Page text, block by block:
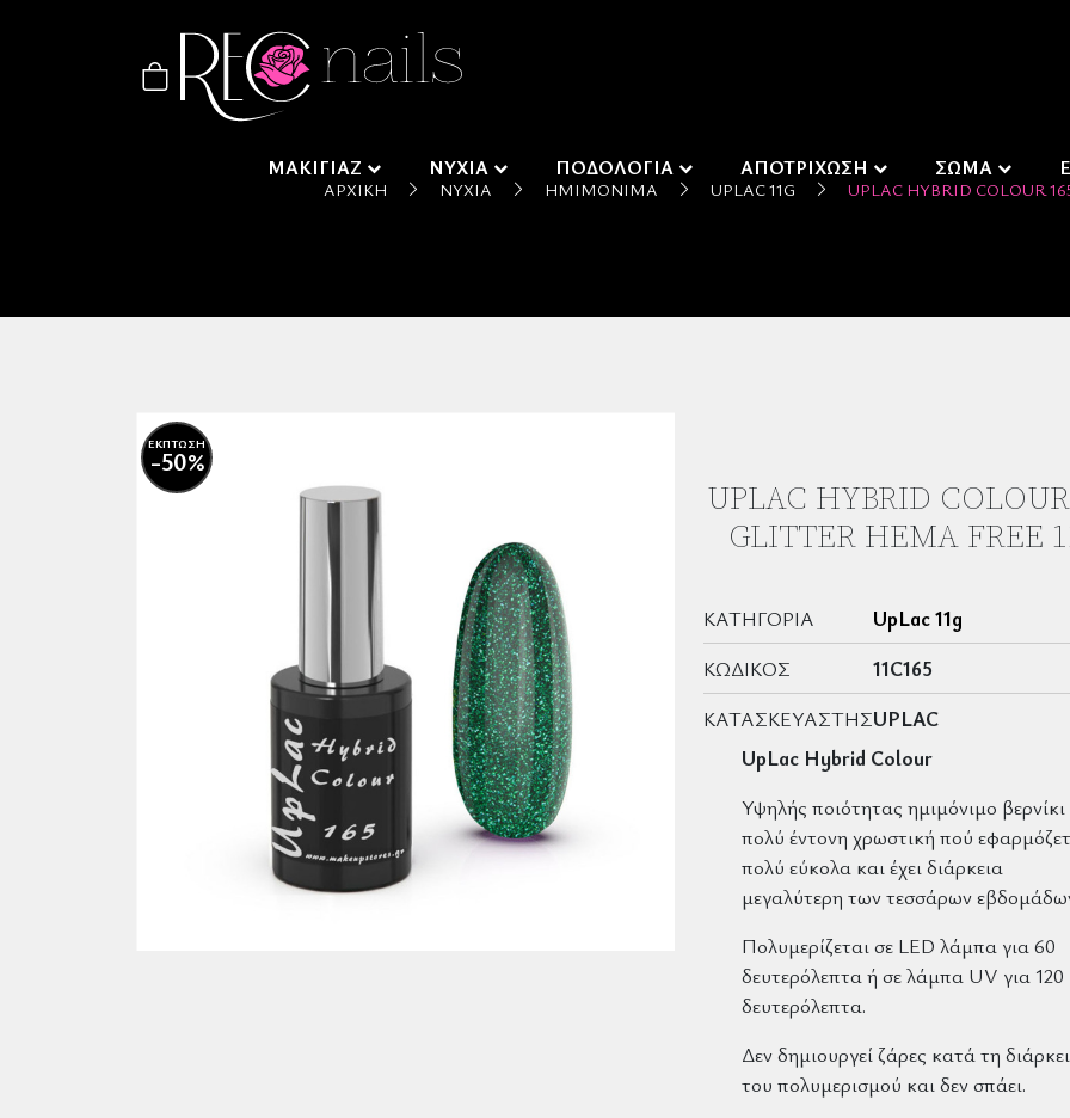
ΜΑΚΙΓΙΑΖ ΝΥΧΙΑ ΠΟΔΟΛΟΓΙΑ ΑΠΟΤΡΙΧΩΣΗ ΣΩΜΑ
ΑΡΧΙΚΉ ΝΎΧΙΑ ΗΜΙΜΌΝΙΜΑ UPLAC 11G UPLAC HYBRID COLOUR
ΕΚΠΤΩΣΗ
-50%
UPLAC HYBRID
GLITTER HEMA FREE
ΚΑΤΗΓΟΡΊΑ
UpLac 11g
ΚΩΔΙΚΌΣ
11C165
ΚΑΤΑΣΚΕΥΑΣΤΉΣUPLAC
UpLac Hybrid Colour
Υψηλής ποιότητας ημιμόνιμο
πολύ έντονη χρωστική πού
πολύ εύκολα και έχει διάρκεια
μεγαλύτερη των τεσσάρων
Πολυμερίζεται σε LED λάμπα για 60
δευτερόλεπτα ή σε λάμπα UV για 120
δευτερόλεπτα.
Δεν δημιουργεί ζάρες κατά τη
του πολυμερισμού και δεν σπάει.